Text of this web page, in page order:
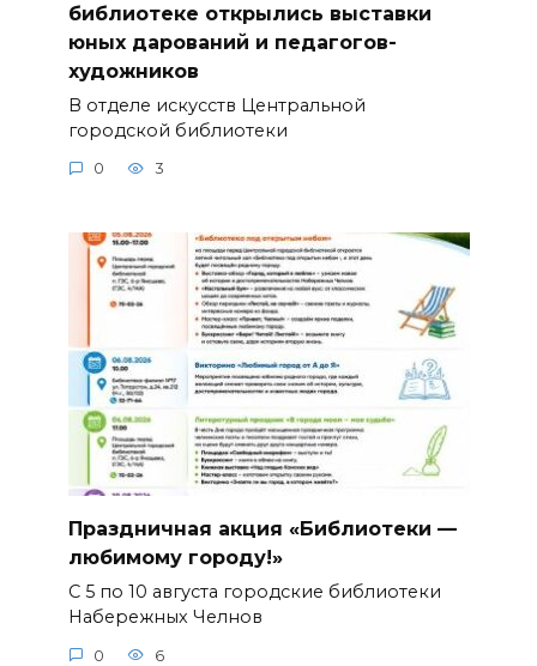
библиотеке открылись выставки
юных дарований и педагогов-
художников
В отделе искусств Центральной
городской библиотеки
0 3
Праздничная акция «Библиотеки —
любимому городу!»
С 5 по 10 августа городские библиотеки
Набережных Челнов
0 6